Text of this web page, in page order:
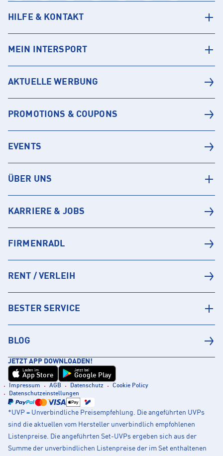
HILFE & KONTAKT
MEIN INTERSPORT
AKTUELLE WERBUNG
PROMOTIONS & COUPONS
EVENTS
ÜBER UNS
KARRIERE & JOBS
FIRMENRADL
RENT / VERLEIH
BESTER SERVICE
BLOG
JETZT APP DOWNLOADEN!
Laden im
App Store
Jetzt bei
Google Play
Impressum AGB Datenschutz
Cookie Policy
Datenschutzeinstellungen
*UVP = Unverbindliche Preisempfehlung. Die angeführten UVPs
sind die aktuellen vom Hersteller unverbindlich empfohlenen
Listenpreise. Die angeführten Set-UVPs ergeben sich aus der
Summe der unverbindlichen Listenpreise der im Set enthaltenen